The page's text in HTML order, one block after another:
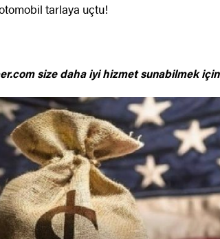
tarlaya uçtu!
size daha iyi hizmet sunabilmek için